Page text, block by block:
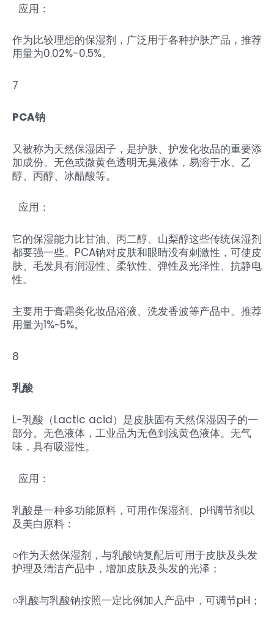
应用：
作为比较理想的保湿剂，广泛用于各种护肤产品，推荐
用量为0.02%-0.5%。
7
PCA钠
又被称为天然保湿因子，是护肤、护发化妆品的重要添
加成份。无色或微黄色透明无臭液体，易溶于水、乙
醇、丙醇、冰醋酸等。
应用：
它的保湿能力比甘油、丙二醇、山梨醇这些传统保湿剂
都要强一些。PCA钠对皮肤和眼睛没有刺激性，可使皮
肤、毛发具有润湿性、柔软性、弹性及光泽性、抗静电
性。
主要用于膏霜类化妆品浴液、洗发香波等产品中。推荐
用量为1%~5%。
8
乳酸
L-乳酸（Lactic acid）是皮肤固有天然保湿因子的一
部分。无色液体，工业品为无色到浅黄色液体。无气
味，具有吸湿性。
应用：
乳酸是一种多功能原料，可用作保湿剂、pH调节剂以
及美白原料：
○作为天然保湿剂，与乳酸钠复配后可用于皮肤及头发
护理及清洁产品中，增加皮肤及头发的光泽；
○乳酸与乳酸钠按照一定比例加人产品中，可调节pH；